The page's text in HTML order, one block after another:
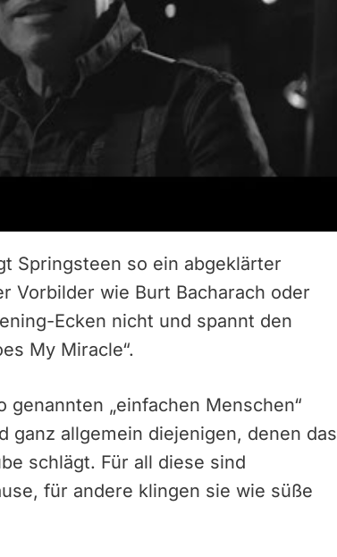
Springsteen so ein abgeklärter
Vorbilder wie Burt Bacharach oder
Ecken nicht und spannt den
My Miracle“.
„einfachen Menschen“
ganz allgemein diejenigen, denen das
schlägt. Für all diese sind
für andere klingen sie wie süße